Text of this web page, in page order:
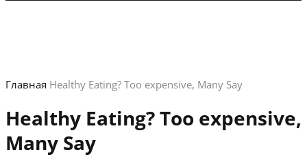
Главная Healthy Eating? Too expensive, Many Say
Healthy Eating? Too expensive,
Many Say